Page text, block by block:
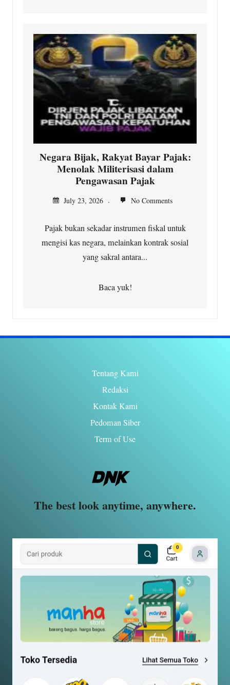
Negara Bijak, Rakyat Bayar Pajak:
Menolak Militerisasi dalam
Pengawasan Pajak
July 23, 2026 No Comments
Pajak bukan sekadar instrumen fiskal untuk
mengisi kas negara, melainkan kontrak sosial
yang sakral antara...
Baca yuk!
Tentang Kami
Redaksi
Kontak Kami
Pedoman Siber
Term of Use
The best look anytime, anywhere.